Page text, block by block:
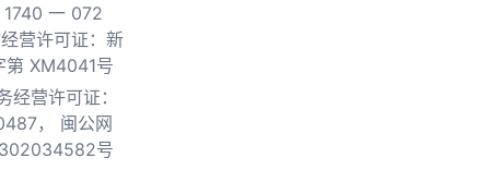
一 072
营许可证：新
第 XM4041号
经营许可证：
，
闽公网
号